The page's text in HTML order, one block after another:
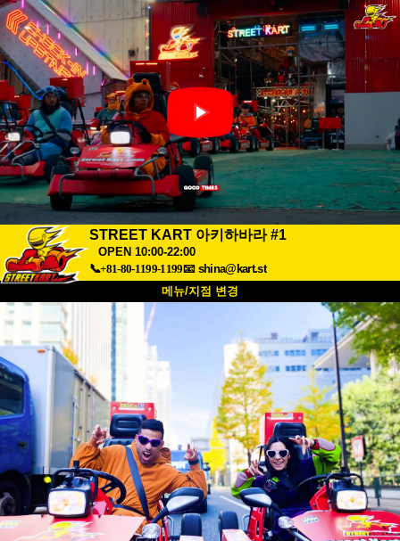
STREET KART 아키하바라 #1
OPEN 10:00-22:00
📞+81-80-1199-1199📧 shina@kart.st
메뉴/지점 변경
소개 가격
접근성 고객 리뷰 자주 묻는 질문
회사 정보 예약
지점 변경
도쿄 시나가와 #1 도쿄 아키하바라#1
도쿄 아키하바라#2 도쿄 시부야
도쿄 시부야 애넥스 도쿄 베이